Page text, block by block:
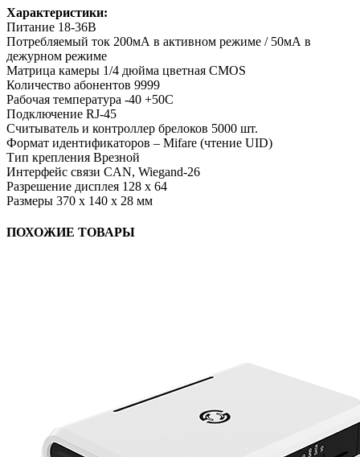
Характеристики:
Питание 18-36В
Потребляемый ток 200мА в активном режиме / 50мА в
дежурном режиме
Матрица камеры 1/4 дюйма цветная CMOS
Количество абонентов 9999
Рабочая температура -40 +50С
Подключение RJ-45
Считыватель и контроллер брелоков 5000 шт.
Формат идентификаторов – Mifare (чтение UID)
Тип крепления Врезной
Интерфейс связи CAN, Wiegand-26
Разрешение дисплея 128 х 64
Размеры 370 х 140 х 28 мм
ПОХОЖИЕ ТОВАРЫ